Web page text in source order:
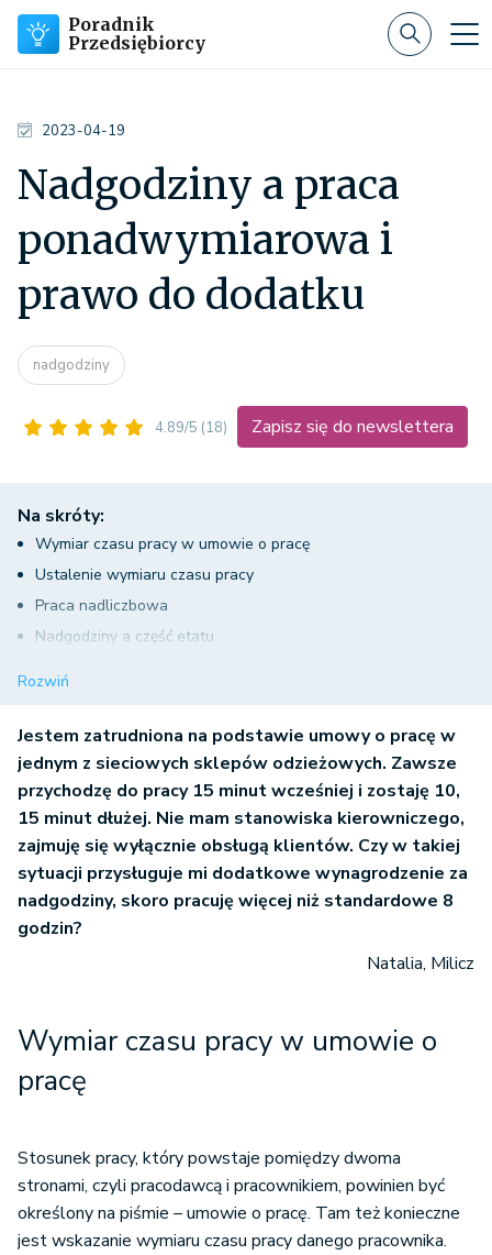
Poradnik
Przedsiębiorcy
2023-04-19
Nadgodziny a praca
ponadwymiarowa i
prawo do dodatku
nadgodziny
4.89/5 (18) Zapisz się do newslettera
Na skróty:
Wymiar czasu pracy w umowie o pracę
Ustalenie wymiaru czasu pracy
Praca nadliczbowa
Nadgodziny a część etatu
Rozwiń
Jestem zatrudniona na podstawie umowy o pracę w
jednym z sieciowych sklepów odzieżowych. Zawsze
przychodzę do pracy 15 minut wcześniej i zostaję 10,
15 minut dłużej. Nie mam stanowiska kierowniczego,
zajmuję się wyłącznie obsługą klientów. Czy w takiej
sytuacji przysługuje mi dodatkowe wynagrodzenie za
nadgodziny, skoro pracuję więcej niż standardowe 8
godzin?
Natalia, Milicz
Wymiar czasu pracy w umowie o
pracę
Stosunek pracy, który powstaje pomiędzy dwoma
stronami, czyli pracodawcą i pracownikiem, powinien być
określony na piśmie – umowie o pracę. Tam też konieczne
jest wskazanie wymiaru czasu pracy danego pracownika.